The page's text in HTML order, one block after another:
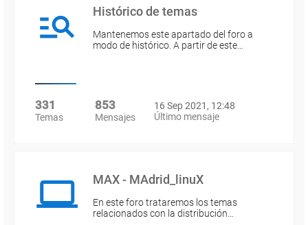
Histórico de temas
Mantenemos este apartado del foro a
modo de histórico. A partir de este…
331
Temas
853
Mensajes
16 Sep 2021, 12:48
Último mensaje
MAX - MAdrid_linuX
En este foro trataremos los temas
relacionados con la distribución…